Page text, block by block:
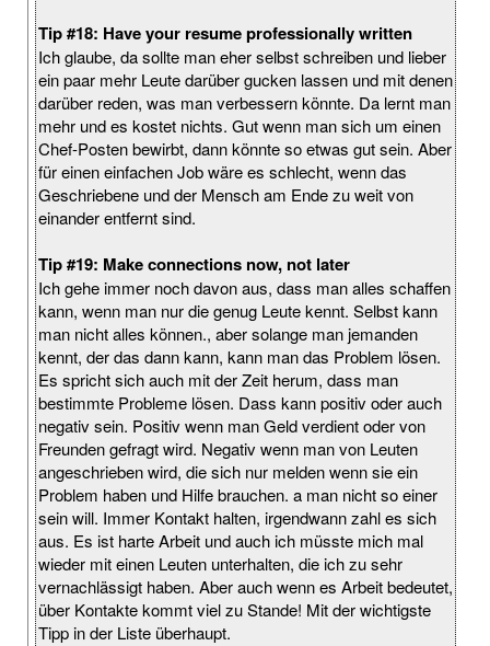
Tip #18: Have your resume professionally written
Ich glaube, da sollte man eher selbst schreiben und lieber
ein paar mehr Leute darüber gucken lassen und mit denen
darüber reden, was man verbessern könnte. Da lernt man
mehr und es kostet nichts. Gut wenn man sich um einen
Chef-Posten bewirbt, dann könnte so etwas gut sein. Aber
für einen einfachen Job wäre es schlecht, wenn das
Geschriebene und der Mensch am Ende zu weit von
einander entfernt sind.
Tip #19: Make connections now, not later
Ich gehe immer noch davon aus, dass man alles schaffen
kann, wenn man nur die genug Leute kennt. Selbst kann
man nicht alles können., aber solange man jemanden
kennt, der das dann kann, kann man das Problem lösen.
Es spricht sich auch mit der Zeit herum, dass man
bestimmte Probleme lösen. Dass kann positiv oder auch
negativ sein. Positiv wenn man Geld verdient oder von
Freunden gefragt wird. Negativ wenn man von Leuten
angeschrieben wird, die sich nur melden wenn sie ein
Problem haben und Hilfe brauchen. a man nicht so einer
sein will. Immer Kontakt halten, irgendwann zahl es sich
aus. Es ist harte Arbeit und auch ich müsste mich mal
wieder mit einen Leuten unterhalten, die ich zu sehr
vernachlässigt haben. Aber auch wenn es Arbeit bedeutet,
über Kontakte kommt viel zu Stande! Mit der wichtigste
Tipp in der Liste überhaupt.